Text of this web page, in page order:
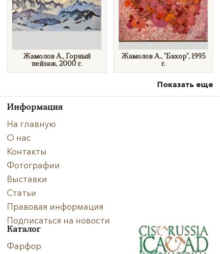
Жамолов А., Горный
пейзаж, 2000 г.
Жамолов А., "Бахор", 1995
г.
Показать еще
Информация
На главную
О нас
Контакты
Фотографии
Выставки
Статьи
Правовая информация
Подписаться на новости
Каталог
Фарфор